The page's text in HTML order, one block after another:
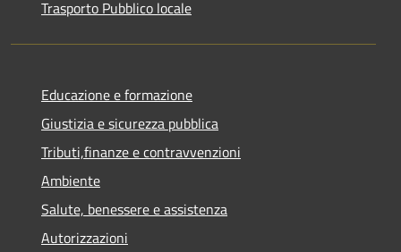
Trasporto Pubblico locale
Educazione e formazione
Giustizia e sicurezza pubblica
Tributi,finanze e contravvenzioni
Ambiente
Salute, benessere e assistenza
Autorizzazioni